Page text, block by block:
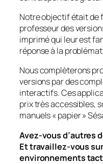
Notre objectif était de
professeur des
imprimé qui leur est
réponse à la
Nous complèterons
versions par des
interactifs. Ces
prix très accessibles,
manuels « papier »
Avez-vous d’autres
Et travaillez-vous
environnements